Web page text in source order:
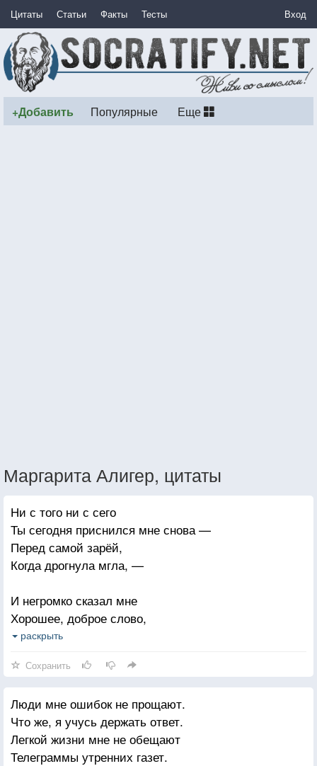
Цитаты Статьи Факты Тесты Вход
+Добавить Популярные Еще
Маргарита Алигер, цитаты
Ни с того ни с сего
Ты сегодня приснился мне снова —
Перед самой зарёй,
Когда дрогнула мгла, —
И негромко сказал мне
Хорошее, доброе слово,
И от звука его
И больше уснуть не могла.
Чтоб его не забыть,
Я почти без движенья лежала.
Занимался рассвет,
раскрыть
Сохранить
Люди мне ошибок не прощают.
Что же, я учусь держать ответ.
Легкой жизни мне не обещают
Телеграммы утренних газет.